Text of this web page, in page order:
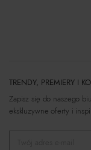
TRENDY, PREMIERY I
Zapisz się do naszego
ekskluzywne oferty i